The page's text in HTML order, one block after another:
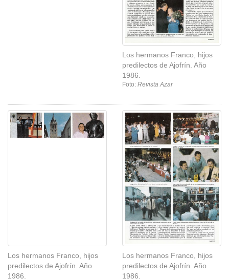
automáticas. Reportaje. Año
1986.
Foto:Revista Azar
Los hermanos Franco, hijos
predilectos de Ajofrín. Año
1986.
Foto:Revista Azar